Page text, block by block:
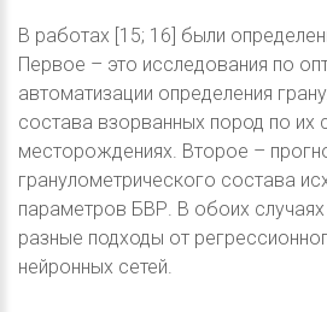
В работах [15; 16] были
Первое – это исследования по
автоматизации определения
состава взорванных пород по их
месторождениях. Второе –
гранулометрического состава
параметров БВР. В обоих
разные подходы от
нейронных сетей.